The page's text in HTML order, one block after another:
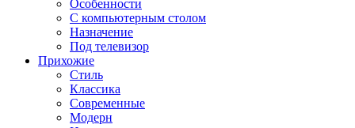
Особенности
С компьютерным столом
Назначение
Под телевизор
Прихожие
Стиль
Классика
Современные
Модерн